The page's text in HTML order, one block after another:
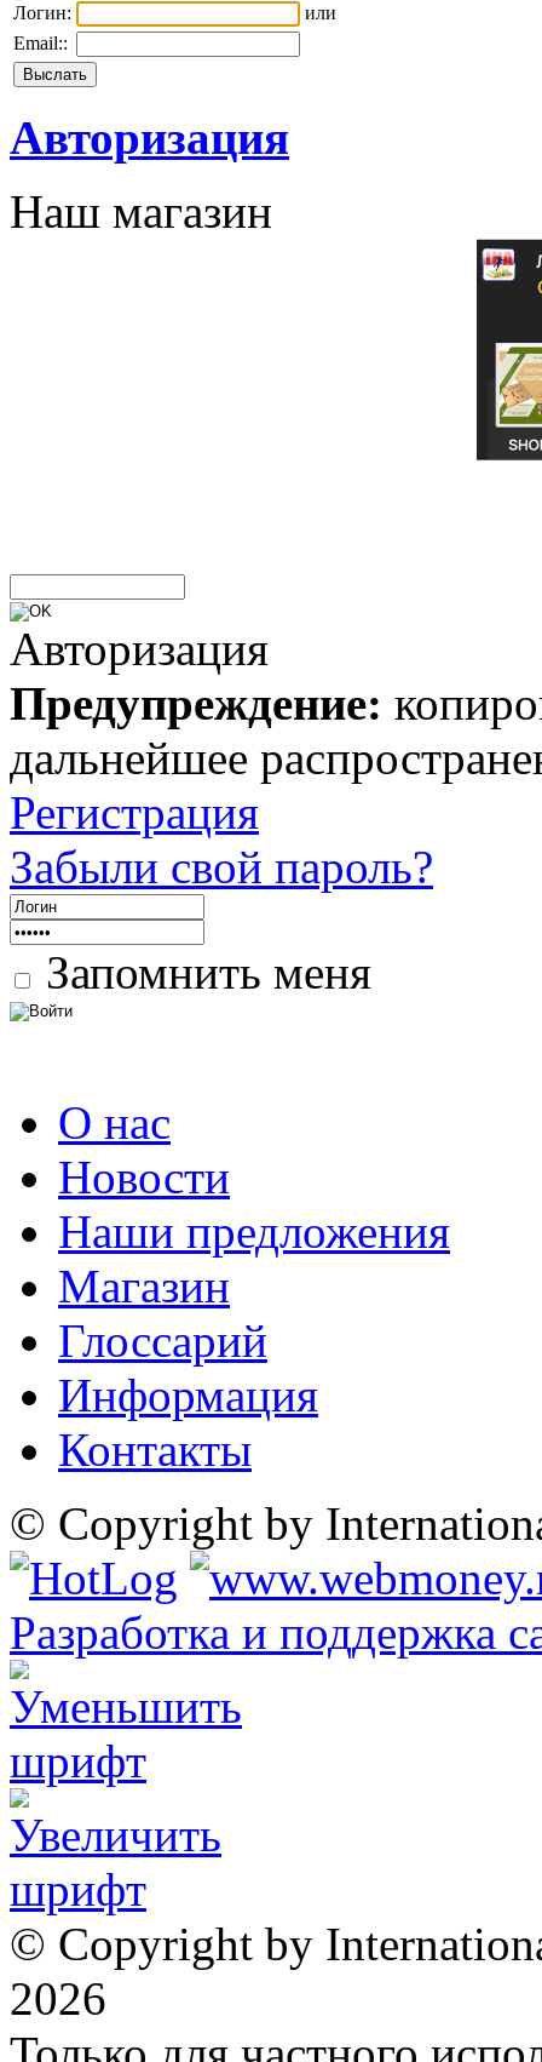
Логин:
или
Email::
Авторизация
Наш магазин
Авторизация
Предупреждение:
дальнейшее
Регистрация
Забыли свой пароль?
Запомнить меня
О нас
Новости
Наши предложения
Магазин
Глоссарий
Информация
Контакты
© Copyright by
Разработка и поддержка
© Copyright by
2026